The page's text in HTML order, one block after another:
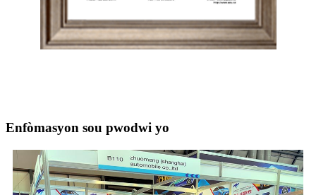
Enfòmasyon sou pwodwi yo